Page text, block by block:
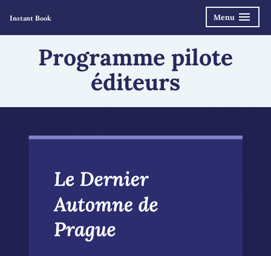
contenu
Instant Book Menu
déplié
réduit
Programme pilote
éditeurs